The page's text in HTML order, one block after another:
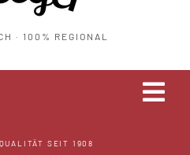
· 100% REGIONAL
SEIT 1908